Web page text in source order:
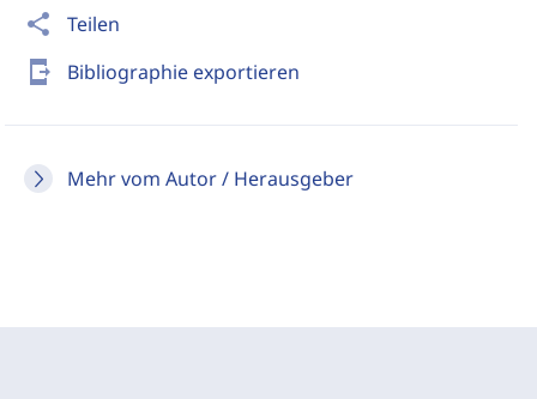
share Teilen
send_to_mobile Bibliographie exportieren
Mehr vom Autor / Herausgeber